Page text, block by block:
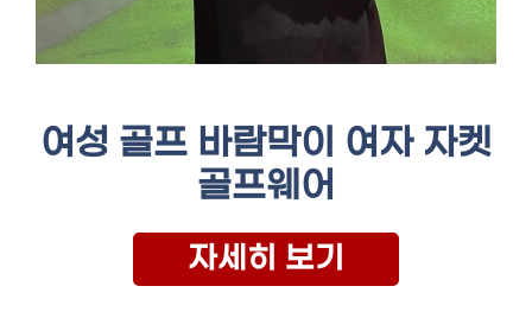
여성 골프 바람막이 여자 자켓
골프웨어
자세히 보기